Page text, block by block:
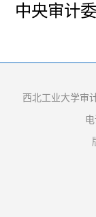
中央审计
西北工业大学审